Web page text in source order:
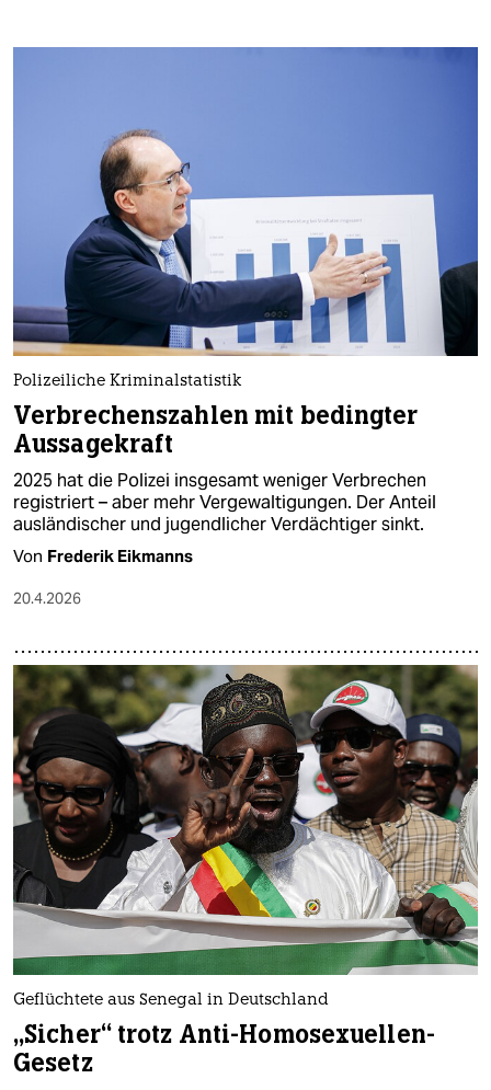
Polizeiliche Kriminalstatistik
Verbrechenszahlen mit bedingter
Aussagekraft
2025 hat die Polizei insgesamt weniger Verbrechen
registriert – aber mehr Vergewaltigungen. Der Anteil
ausländischer und jugendlicher Verdächtiger sinkt.
Von Frederik Eikmanns
20.4.2026
Geflüchtete aus Senegal in Deutschland
„Sicher“ trotz Anti-Homosexuellen-
Gesetz